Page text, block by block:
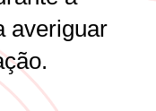
averiguar